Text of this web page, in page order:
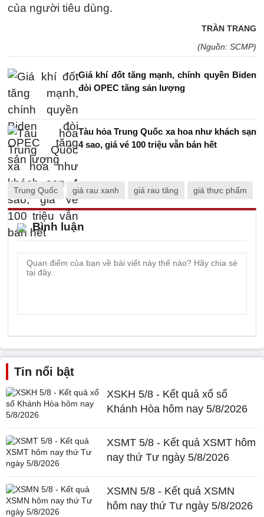
của người tiêu dùng.
TRẦN TRANG
(Nguồn: SCMP)
Giá khí đốt tăng mạnh, chính quyền Biden
đòi OPEC tăng sản lượng
Tàu hỏa Trung Quốc xa hoa như khách sạn
4 sao, giá vé 100 triệu vẫn bán hết
Trung Quốc giá rau xanh giá rau tăng giá thực phẩm
Bình luận
Tin nổi bật
XSKH 5/8 - Kết quả xổ số
Khánh Hòa hôm nay 5/8/2026
XSMT 5/8 - Kết quả XSMT hôm
nay thứ Tư ngày 5/8/2026
XSMN 5/8 - Kết quả XSMN
hôm nay thứ Tư ngày 5/8/2026